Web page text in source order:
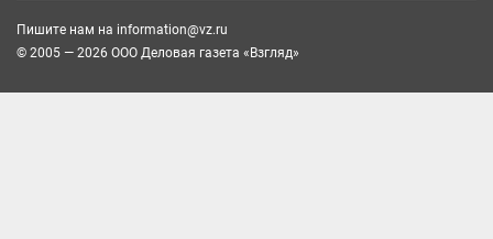
Пишите нам на information@vz.ru
© 2005 — 2026 ООО Деловая газета «Взгляд»